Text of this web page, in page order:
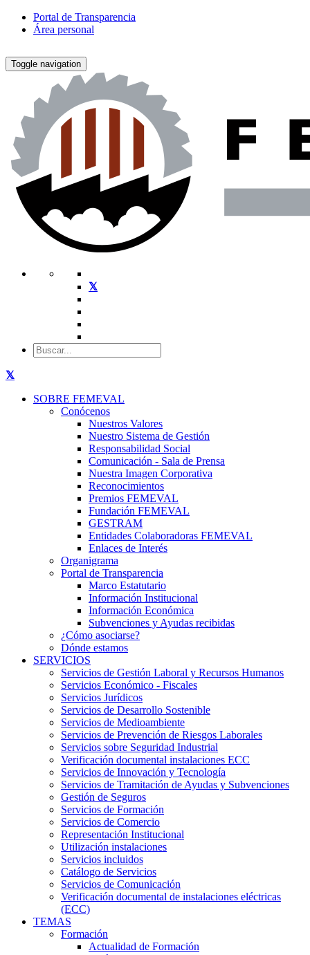
Portal de Transparencia
Área personal
Toggle navigation
SOBRE FEMEVAL
Conócenos
Nuestros Valores
Nuestro Sistema de Gestión
Responsabilidad Social
Comunicación - Sala de Prensa
Nuestra Imagen Corporativa
Reconocimientos
Premios FEMEVAL
Fundación FEMEVAL
GESTRAM
Entidades Colaboradoras FEMEVAL
Enlaces de Interés
Organigrama
Portal de Transparencia
Marco Estatutario
Información Institucional
Información Económica
Subvenciones y Ayudas recibidas
¿Cómo asociarse?
Dónde estamos
SERVICIOS
Servicios de Gestión Laboral y Recursos Humanos
Servicios Económico - Fiscales
Servicios Jurídicos
Servicios de Desarrollo Sostenible
Servicios de Medioambiente
Servicios de Prevención de Riesgos Laborales
Servicios sobre Seguridad Industrial
Verificación documental instalaciones ECC
Servicios de Innovación y Tecnología
Servicios de Tramitación de Ayudas y Subvenciones
Gestión de Seguros
Servicios de Formación
Servicios de Comercio
Representación Institucional
Utilización instalaciones
Servicios incluidos
Catálogo de Servicios
Servicios de Comunicación
Verificación documental de instalaciones eléctricas
(ECC)
TEMAS
Formación
Actualidad de Formación